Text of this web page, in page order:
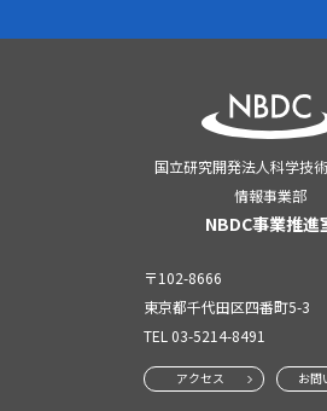
国立研究開発法人科学技
情報事業部
NBDC事業推進
〒102-8666
東京都千代田区四番町5-3
TEL 03-5214-8491
アクセス お問